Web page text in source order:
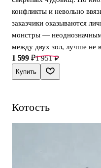
конфликты и невольно
заказчики оказываются
монстры —
между двух зол, лучше не
1 951 ₽
1 599 ₽
Купить
Котость